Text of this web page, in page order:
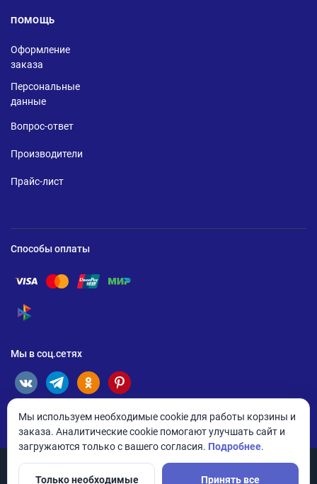
ПОМОЩЬ
Оформление
заказа
Персональные
данные
Вопрос-ответ
Производители
Прайс-лист
Способы оплаты
Помощь по оплате Visa
Помощь по оплате Mastercard
Помощь по оплате UnionPay
Помощь по оплате Мир
Помощь по оплате СБП
Мы в соц.сетях
© 2026 ANDPRO / ООО «АНД-Системс»
Мы используем необходимые cookie для работы корзины и
заказа. Аналитические cookie помогают улучшать сайт и
загружаются только с вашего согласия. Подробнее.
Только необходимые Принять все